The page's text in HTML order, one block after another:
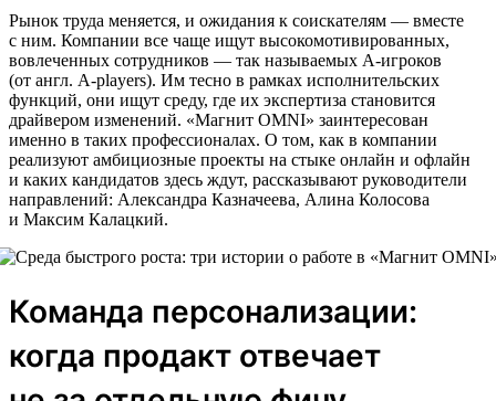
Рынок труда меняется, и ожидания к соискателям — вместе
с ним. Компании все чаще ищут высокомотивированных,
вовлеченных сотрудников — так называемых А-игроков
(от англ. A-players). Им тесно в рамках исполнительских
функций, они ищут среду, где их экспертиза становится
драйвером изменений. «Магнит OMNI» заинтересован
именно в таких профессионалах. О том, как в компании
реализуют амбициозные проекты на стыке онлайн и офлайн
и каких кандидатов здесь ждут, рассказывают руководители
направлений: Александра Казначеева, Алина Колосова
и Максим Калацкий.
Команда персонализации:
когда продакт отвечает